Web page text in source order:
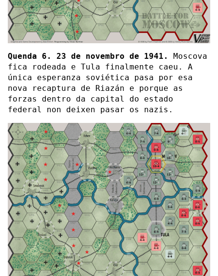
Quenda 6. 23 de novembro de 1941.
Moscova
fica rodeada e Tula finalmente caeu. A
única esperanza soviética pasa por esa
nova recaptura de Riazán e porque as
forzas dentro da capital do estado
federal non deixen pasar os nazis.